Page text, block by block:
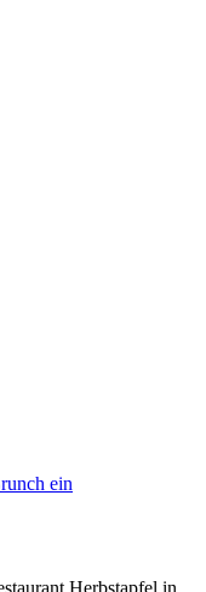
ein
Herbstapfel in